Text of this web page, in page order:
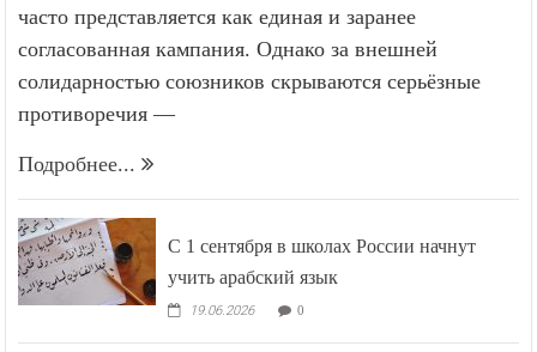
часто представляется как единая и заранее
согласованная кампания. Однако за внешней
солидарностью союзников скрываются серьёзные
противоречия —
Подробнее...
С 1 сентября в школах России начнут
учить арабский язык
19.06.2026 0